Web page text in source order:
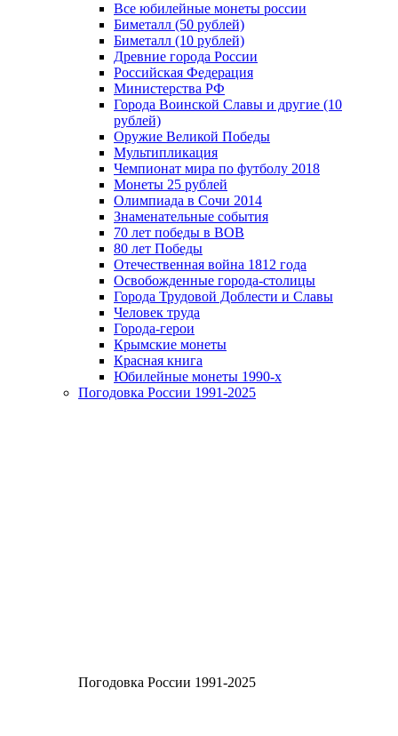
Все юбилейные монеты россии
Биметалл (50 рублей)
Биметалл (10 рублей)
Древние города России
Российская Федерация
Министерства РФ
Города Воинской Славы и другие (10
рублей)
Оружие Великой Победы
Мультипликация
Чемпионат мира по футболу 2018
Монеты 25 рублей
Олимпиада в Сочи 2014
Знаменательные события
70 лет победы в ВОВ
80 лет Победы
Отечественная война 1812 года
Освобожденные города-столицы
Города Трудовой Доблести и Славы
Человек труда
Города-герои
Крымские монеты
Красная книга
Юбилейные монеты 1990-х
Погодовка России 1991-2025
Погодовка России 1991-2025